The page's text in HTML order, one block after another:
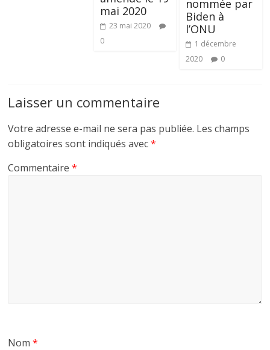
mai 2020
23 mai 2020
0
nommée par
Biden à
l’ONU
1 décembre
2020
0
Laisser un commentaire
Votre adresse e-mail ne sera pas publiée. Les champs
obligatoires sont indiqués avec*
Commentaire*
Nom*